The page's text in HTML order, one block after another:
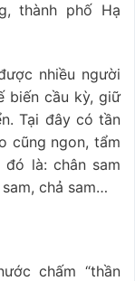
thành phố Hạ
nhiều người
biến cầu kỳ, giữ
Tại đây có tần
cũng ngon, tẩm
là: chân sam
chả sam…
chấm “thần